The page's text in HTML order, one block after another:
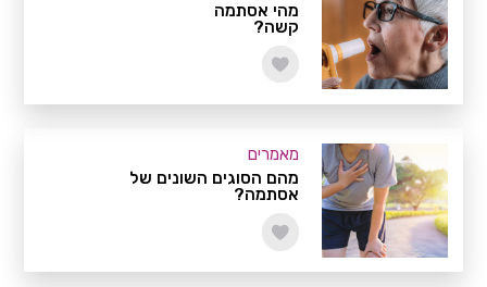
מהי אסתמה
קשה?
מאמרים
מהם הסוגים השונים של
אסתמה?